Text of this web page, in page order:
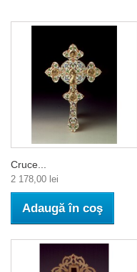
Cruce...
2 178,00 lei
Adaugă în coş